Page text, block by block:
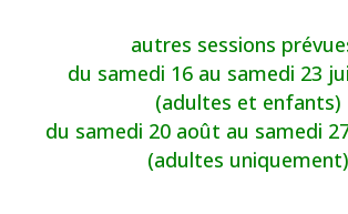
autres sessions
du samedi 16 au samedi 23
(adultes et enfants)
du samedi 20 août au samedi
(adultes uniquement)